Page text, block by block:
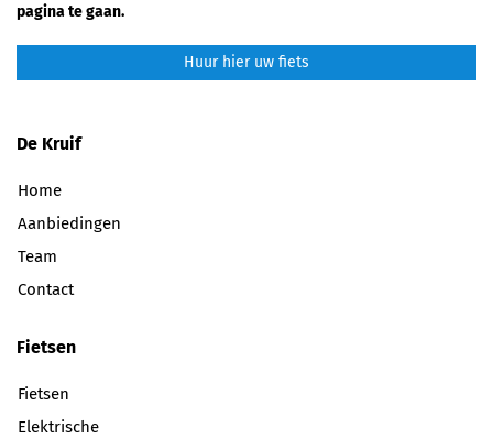
pagina te gaan.
Huur hier uw fiets
De Kruif
Home
Aanbiedingen
Team
Contact
Fietsen
Fietsen
Elektrische